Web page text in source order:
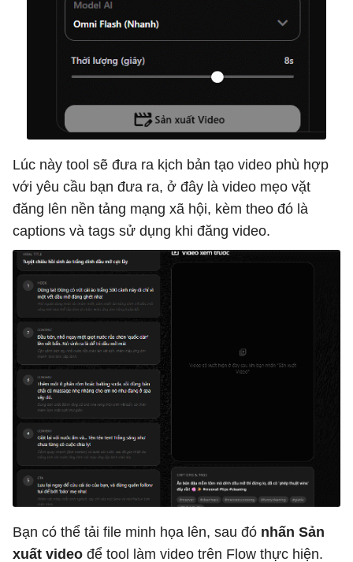
Lúc này tool sẽ đưa ra kịch bản tạo video phù hợp
với yêu cầu bạn đưa ra, ở đây là video mẹo vặt
đăng lên nền tảng mạng xã hội, kèm theo đó là
captions và tags sử dụng khi đăng video.
Bạn có thể tải file minh họa lên, sau đó nhấn Sản
xuất video để tool làm video trên Flow thực hiện.